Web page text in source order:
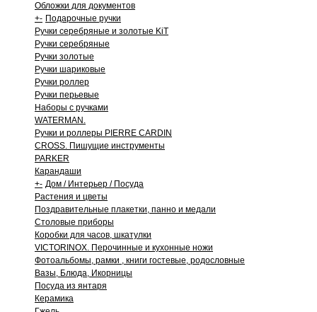
Обложки для документов
+- Подарочные ручки
Ручки серебряные и золотые KiT
Ручки серебряные
Ручки золотые
Ручки шариковые
Ручки роллер
Ручки перьевые
Наборы с ручками
WATERMAN.
Ручки и роллеры PIERRE CARDIN
CROSS. Пишущие инструменты
PARKER
Карандаши
+- Дом / Интерьер / Посуда
Растения и цветы
Поздравительные плакетки, панно и медали
Столовые приборы
Коробки для часов, шкатулки
VICTORINOX. Перочинные и кухонные ножи
Фотоальбомы, рамки , книги гостевые, родословные
Вазы, Блюда, Икорницы
Посуда из янтаря
Керамика